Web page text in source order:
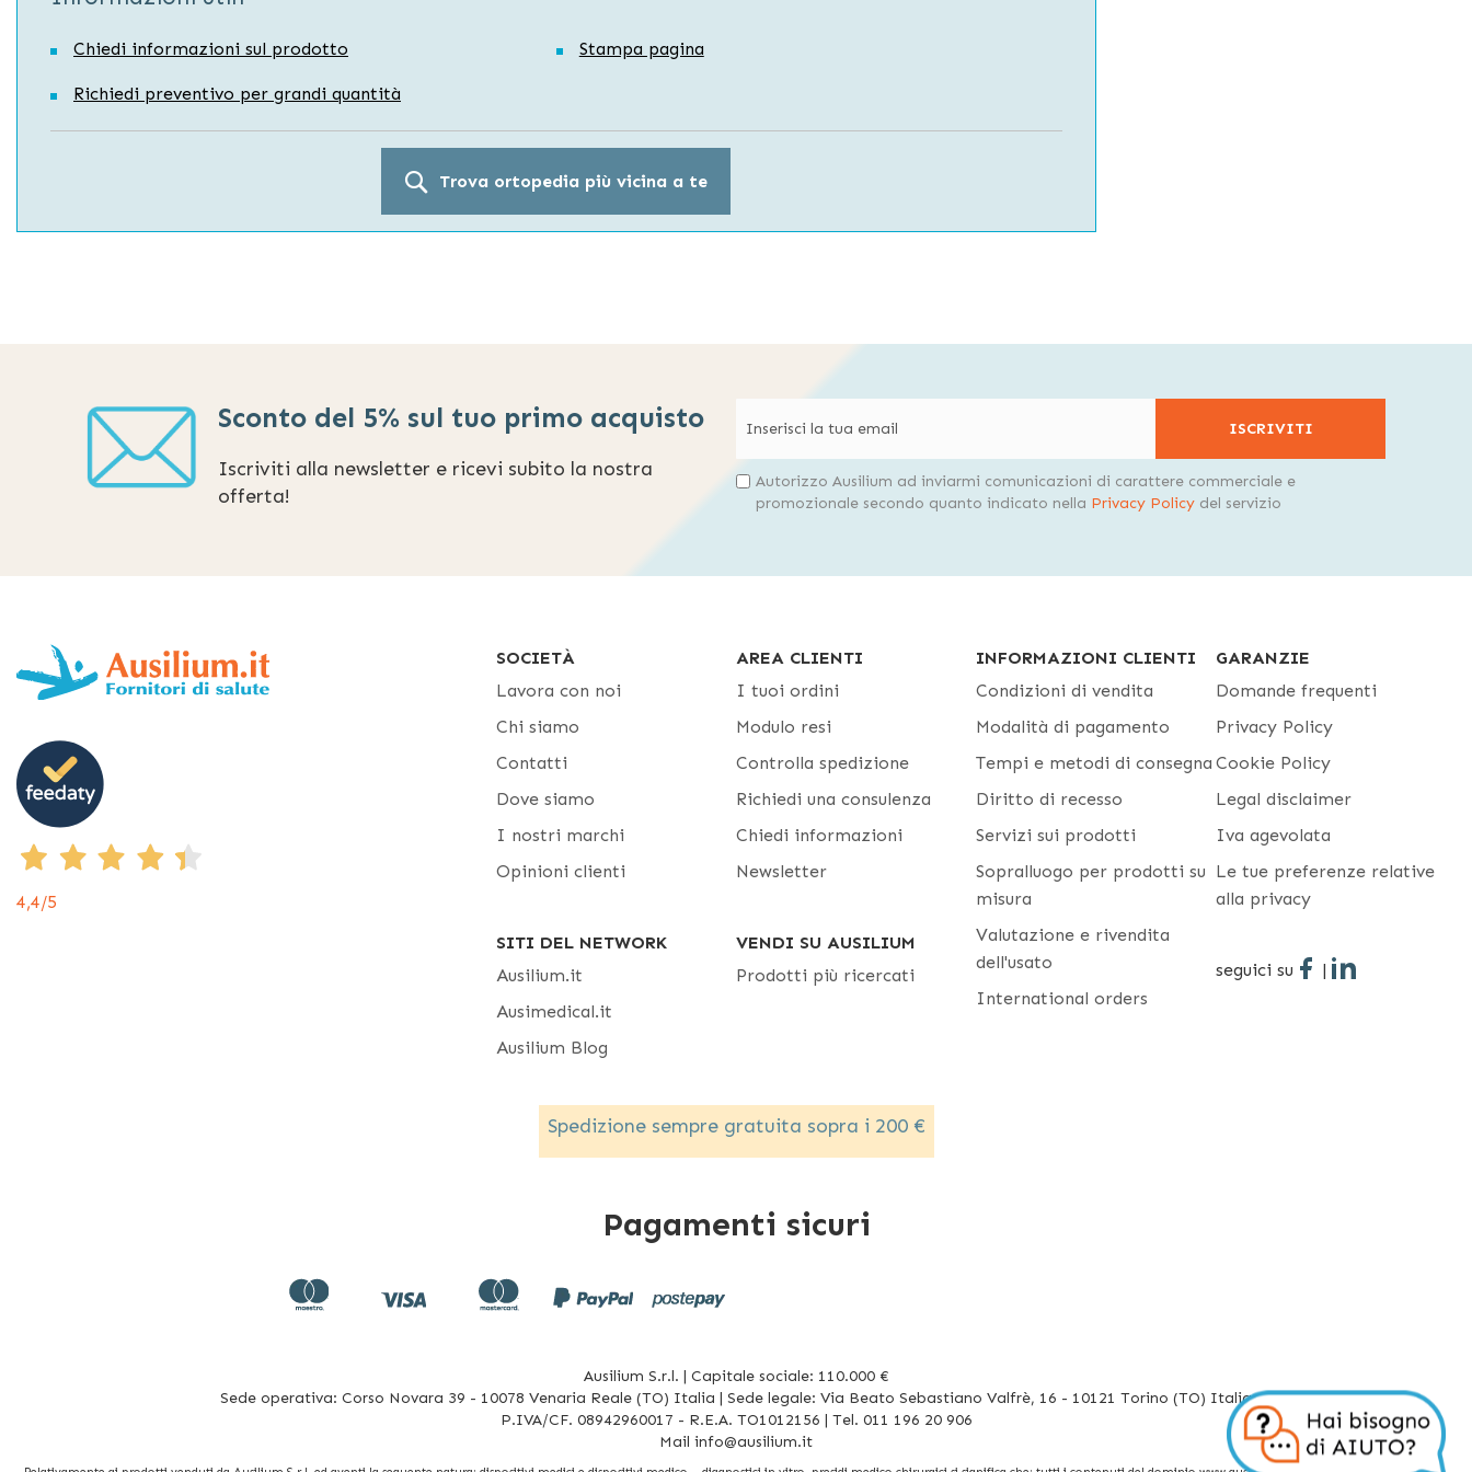
Chiedi informazioni sul prodotto Stampa pagina
Richiedi preventivo per grandi quantità
Trova ortopedia più vicina a te
Sconto del 5% sul tuo primo acquisto
Iscriviti alla newsletter e ricevi subito la nostra
offerta!
ISCRIVITI
Autorizzo Ausilium ad inviarmi comunicazioni di carattere commerciale e
promozionale secondo quanto indicato nella Privacy Policy del servizio
4,4/5
SOCIETÀ
Lavora con noi
Chi siamo
Contatti
Dove siamo
I nostri marchi
Opinioni clienti
SITI DEL NETWORK
Ausilium.it
Ausimedical.it
Ausilium Blog
AREA CLIENTI
I tuoi ordini
Modulo resi
Controlla spedizione
Richiedi una consulenza
Chiedi informazioni
Newsletter
VENDI SU AUSILIUM
Prodotti più ricercati
INFORMAZIONI CLIENTI
Condizioni di vendita
Modalità di pagamento
Tempi e metodi di consegna
Diritto di recesso
Servizi sui prodotti
Sopralluogo per prodotti su
misura
Valutazione e rivendita
dell'usato
International orders
GARANZIE
Domande frequenti
Privacy Policy
Cookie Policy
Legal disclaimer
Iva agevolata
Le tue preferenze relative
alla privacy
seguici su |
Spedizione sempre gratuita sopra i 200 €
Pagamenti sicuri
Ausilium S.r.l. | Capitale sociale: 110.000 €
Sede operativa: Corso Novara 39 - 10078 Venaria Reale (TO) Italia | Sede legale: Via Beato Sebastiano Valfrè, 16 - 10121 Torino (TO) Italia
P.IVA/CF. 08942960017 - R.E.A. TO1012156 | Tel. 011 196 20 906
Mail info@ausilium.it